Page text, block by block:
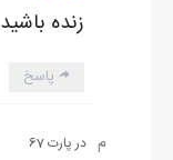
زنده باشید
پاسخ
م در پارت 67